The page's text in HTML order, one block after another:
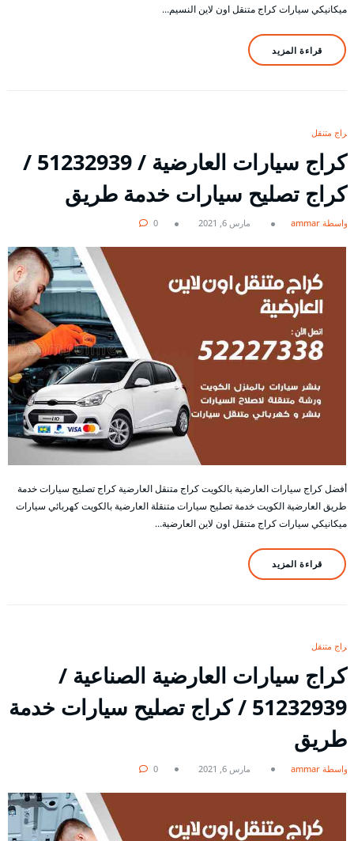
ميكانيكي سيارات كراج متنقل اون لاين النسيم…
قراءة المزيد
كراج متنقل
كراج سيارات العارضية / 51232939‬ /
كراج تصليح سيارات خدمة طريق
بواسطة ammar مارس 6, 2021 0
أفضل كراج سيارات العارضية بالكويت كراج متنقل العارضية كراج تصليح سيارات خدمة
طريق العارضية الكويت خدمة تصليح سيارات متنقلة العارضية بالكويت كهربائي سيارات
ميكانيكي سيارات كراج متنقل اون لاين العارضية…
قراءة المزيد
كراج متنقل
كراج سيارات العارضية الصناعية /
51232939‬ / كراج تصليح سيارات خدمة
طريق
بواسطة ammar مارس 6, 2021 0